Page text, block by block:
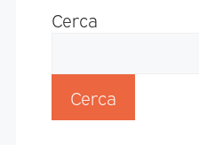
Cerca
Cerca